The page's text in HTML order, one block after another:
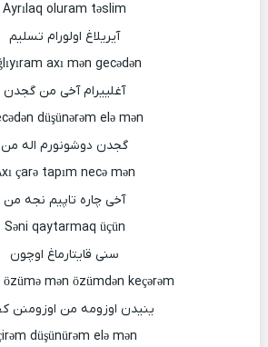
Ayrılaq oluram təslim
آیریلاغ اولورام تسلیم
axı mən gecədən
آغلییرام آخی من گجدن
düşünərəm elə mən
گجدن دوشونورم اله من
çarə tapım necə mən
آخی چاره تاپیم نجه من
Səni qaytarmaq üçün
سنی قایتارماغ اوچون
mən özümdən keçərəm
ینیدن اوزومه من اوزومنن
düşünürəm elə mən